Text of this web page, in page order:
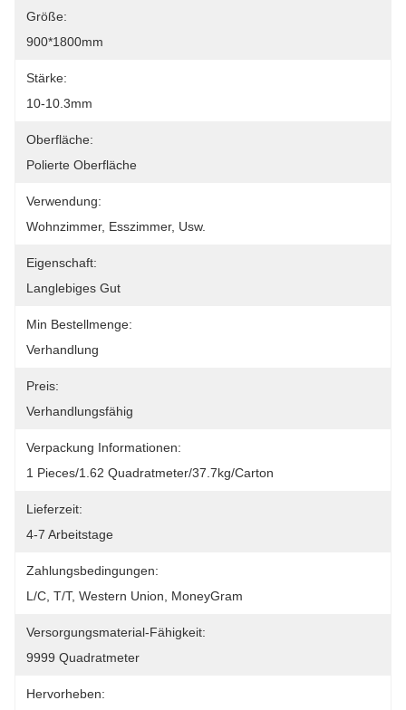
Größe:
900*1800mm
Stärke:
10-10.3mm
Oberfläche:
Polierte Oberfläche
Verwendung:
Wohnzimmer, Esszimmer, Usw.
Eigenschaft:
Langlebiges Gut
Min Bestellmenge:
Verhandlung
Preis:
Verhandlungsfähig
Verpackung Informationen:
1 Pieces/1.62 Quadratmeter/37.7kg/Carton
Lieferzeit:
4-7 Arbeitstage
Zahlungsbedingungen:
L/C, T/T, Western Union, MoneyGram
Versorgungsmaterial-Fähigkeit:
9999 Quadratmeter
Hervorheben: